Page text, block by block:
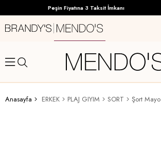
Peşin Fiyatına 3 Taksit İmkanı
Anasayfa ERKEK PLAJ GIYIM SORT Şort Mayo